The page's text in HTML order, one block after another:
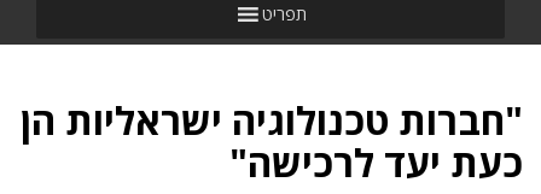
תפריט
"חברות טכנולוגיה ישראליות הן
כעת יעד לרכישה"